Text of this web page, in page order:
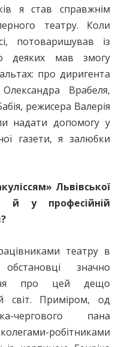
я став справжнім
театру. Коли
потоваришував із
деяких мав змогу
про диригента
Врабеля,
режисера Валерія
надати допомогу у
газети, я залюбки
Львівської
й у професійній
театру в
значно
про цей дещо
світ. Приміром, од
чергового пана
робітниками